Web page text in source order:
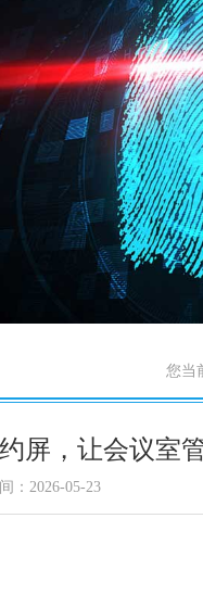
您当
屏，让会议室
：2026-05-23